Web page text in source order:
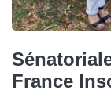
France